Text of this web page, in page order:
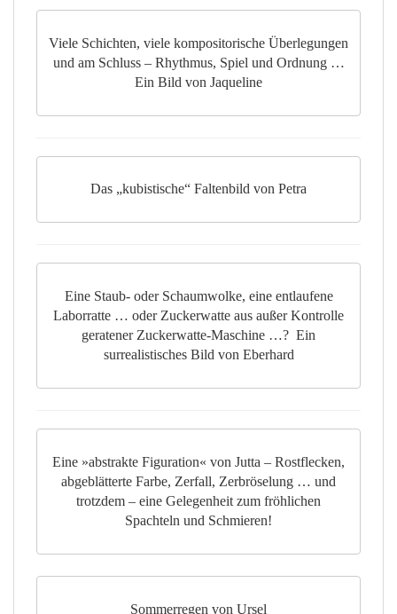
Viele Schichten, viele kompositorische Überlegungen
und am Schluss – Rhythmus, Spiel und Ordnung …
Ein Bild von Jaqueline
Das „kubistische“ Faltenbild von Petra
Eine Staub- oder Schaumwolke, eine entlaufene
Laborratte … oder Zuckerwatte aus außer Kontrolle
geratener Zuckerwatte-Maschine …? Ein
surrealistisches Bild von Eberhard
Eine »abstrakte Figuration« von Jutta – Rostflecken,
abgeblätterte Farbe, Zerfall, Zerbröselung … und
trotzdem – eine Gelegenheit zum fröhlichen
Spachteln und Schmieren!
Sommerregen von Ursel